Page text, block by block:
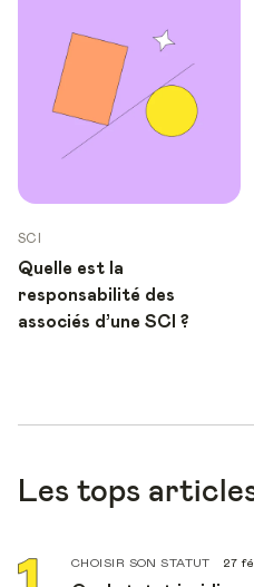
SCI
Quelle est la
responsabilité des
associés d’une SCI ?
Les tops
CHOISIR SON STATUT 27